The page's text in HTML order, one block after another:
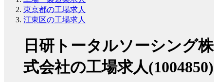
東京都の工場求人
江東区の工場求人
日研トータルソーシング株
式会社の工場求人(1004850)